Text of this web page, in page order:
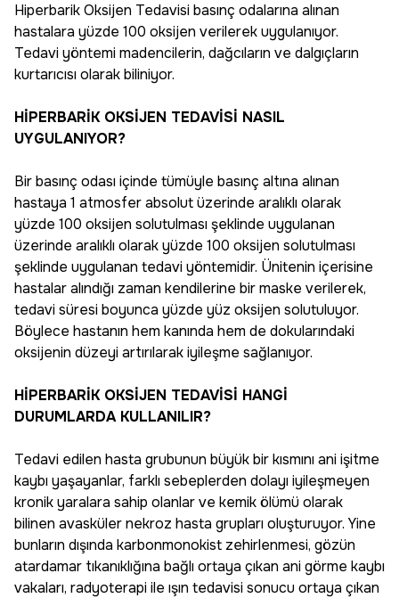
Hiperbarik Oksijen Tedavisi basınç odalarına alınan
hastalara yüzde 100 oksijen verilerek uygulanıyor.
Tedavi yöntemi madencilerin, dağcıların ve dalgıçların
kurtarıcısı olarak biliniyor.
HİPERBARİK OKSİJEN TEDAVİSİ NASIL
UYGULANIYOR?
Bir basınç odası içinde tümüyle basınç altına alınan
hastaya 1 atmosfer absolut üzerinde aralıklı olarak
yüzde 100 oksijen solutulması şeklinde uygulanan
üzerinde aralıklı olarak yüzde 100 oksijen solutulması
şeklinde uygulanan tedavi yöntemidir. Ünitenin içerisine
hastalar alındığı zaman kendilerine bir maske verilerek,
tedavi süresi boyunca yüzde yüz oksijen solutuluyor.
Böylece hastanın hem kanında hem de dokularındaki
oksijenin düzeyi artırılarak iyileşme sağlanıyor.
HİPERBARİK OKSİJEN TEDAVİSİ HANGİ
DURUMLARDA KULLANILIR?
Tedavi edilen hasta grubunun büyük bir kısmını ani işitme
kaybı yaşayanlar, farklı sebeplerden dolayı iyileşmeyen
kronik yaralara sahip olanlar ve kemik ölümü olarak
bilinen avasküler nekroz hasta grupları oluşturuyor. Yine
bunların dışında karbonmonokist zehirlenmesi, gözün
atardamar tıkanıklığına bağlı ortaya çıkan ani görme kaybı
vakaları, radyoterapi ile ışın tedavisi sonucu ortaya çıkan